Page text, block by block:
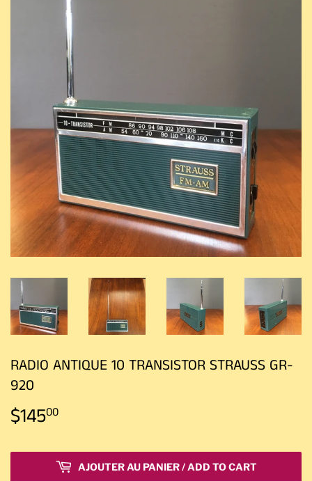
RADIO ANTIQUE 10 TRANSISTOR STRAUSS GR-
920
$14500
AJOUTER AU PANIER / ADD TO CART